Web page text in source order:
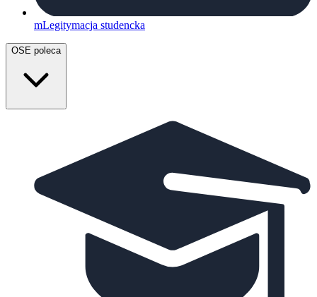
mLegitymacja studencka
OSE poleca